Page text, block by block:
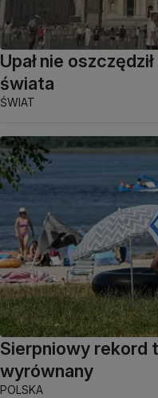
Upał nie
świata
ŚWIAT
Sierpniowy rekord
wyrównany
POLSKA